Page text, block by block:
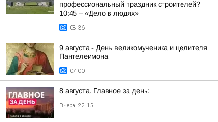
профессиональный праздник строителей?
10:45 – «Дело в людях»
08:36
9 августа - День великомученика и целителя
Пантелеимона
07:00
8 августа. Главное за день:
Вчера, 22:15